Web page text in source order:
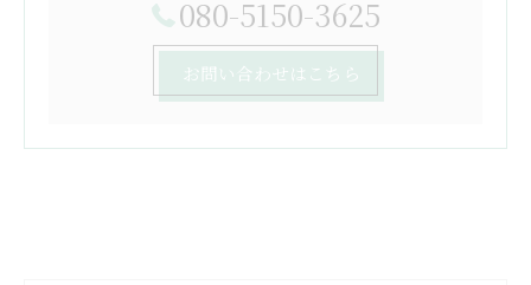
080-5150-3625
お問い合わせはこちら